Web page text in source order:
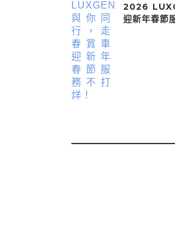
2026
迎新年春節